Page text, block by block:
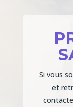
Si vous
et